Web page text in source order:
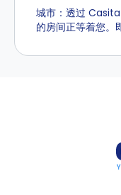
城市：透过
的房间正等着您。